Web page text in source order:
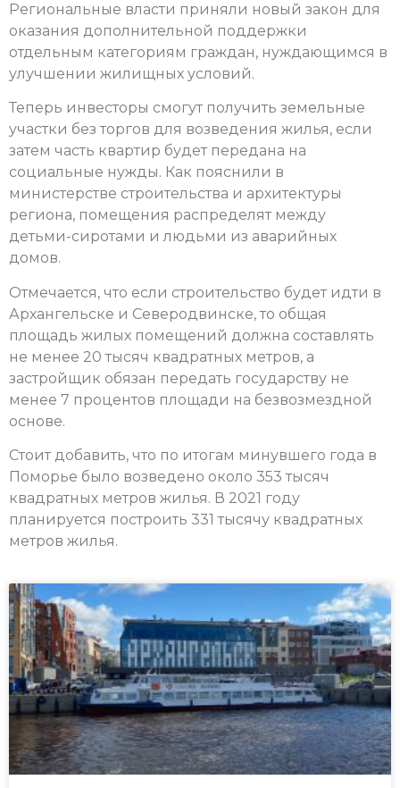
Региональные власти приняли новый закон для
оказания дополнительной поддержки
отдельным категориям граждан, нуждающимся в
улучшении жилищных условий.
Теперь инвесторы смогут получить земельные
участки без торгов для возведения жилья, если
затем часть квартир будет передана на
социальные нужды. Как пояснили в
министерстве строительства и архитектуры
региона, помещения распределят между
детьми-сиротами и людьми из аварийных
домов.
Отмечается, что если строительство будет идти в
Архангельске и Северодвинске, то общая
площадь жилых помещений должна составлять
не менее 20 тысяч квадратных метров, а
застройщик обязан передать государству не
менее 7 процентов площади на безвозмездной
основе.
Стоит добавить, что по итогам минувшего года в
Поморье было возведено около 353 тысяч
квадратных метров жилья. В 2021 году
планируется построить 331 тысячу квадратных
метров жилья.